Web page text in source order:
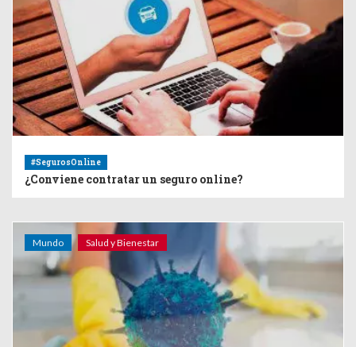
#SegurosOnline
¿Conviene contratar un seguro online?
Mundo Salud y Bienestar